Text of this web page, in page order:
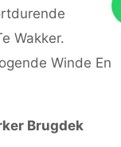
Wakker.
Winde En
Brugdek